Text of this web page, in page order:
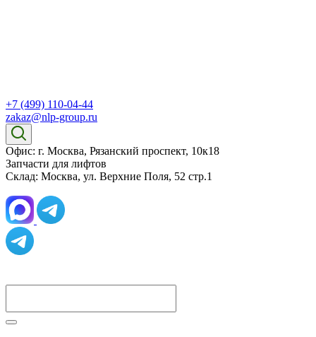
+7 (499) 110-04-44
zakaz@nlp-group.ru
Офис: г. Москва, Рязанский проспект, 10к18
Запчасти для лифтов
Склад: Москва, ул. Верхние Поля, 52 стр.1